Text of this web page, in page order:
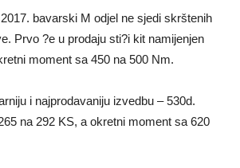
bavarski M odjel ne sjedi skrštenih
Prvo ?e u prodaju sti?i kit namijenjen
moment sa 450 na 500 Nm.
i najprodavaniju izvedbu – 530d.
na 292 KS, a okretni moment sa 620